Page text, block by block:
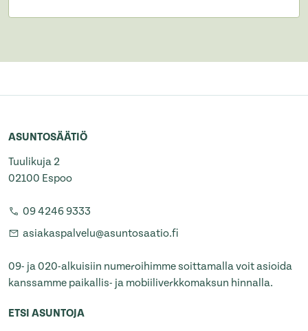
ASUNTOSÄÄTIÖ
Tuulikuja 2
02100 Espoo
09 4246 9333
asiakaspalvelu@asuntosaatio.fi
09- ja 020-alkuisiin numeroihimme soittamalla voit asioida
kanssamme paikallis- ja mobiiliverkkomaksun hinnalla.
ETSI ASUNTOJA